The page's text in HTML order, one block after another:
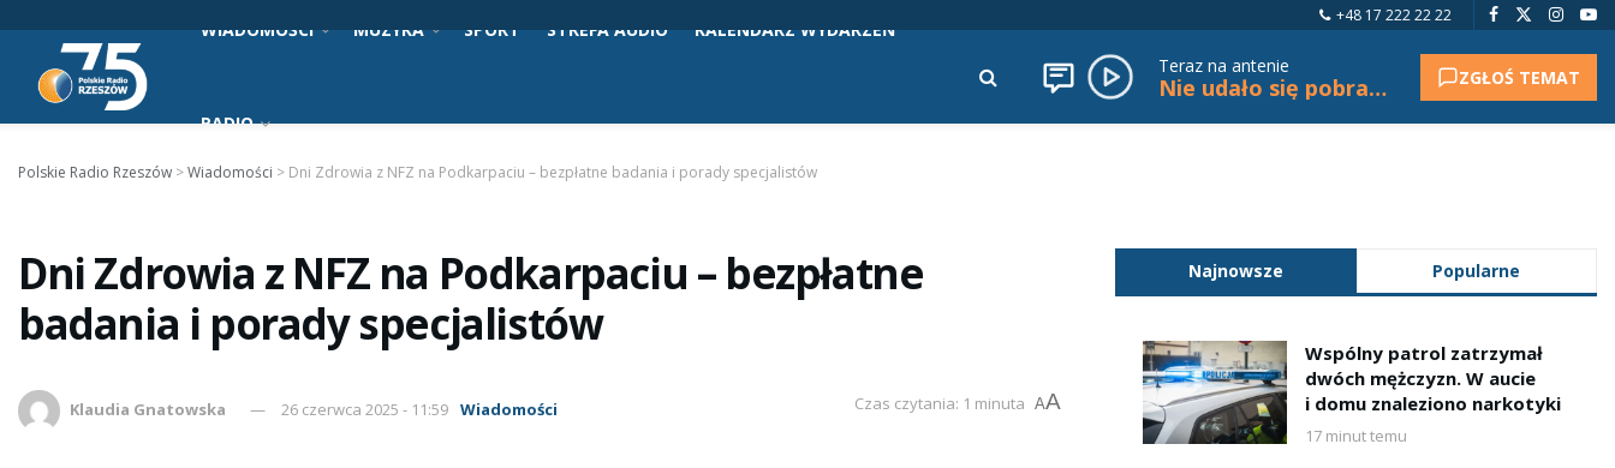
+48 17 222 22 22
WIADOMOŚCI MUZYKA SPORT STREFA AUDIO KALENDARZ WYDARZEŃ
RADIO
Teraz na antenie
Nie udało się pobrać tytułu. ZGŁOŚ TEMAT
Polskie Radio Rzeszów >Wiadomości > Dni Zdrowia z NFZ na Podkarpaciu – bezpłatne badania i porady specjalistów
Dni Zdrowia z NFZ na Podkarpaciu – bezpłatne
badania i porady specjalistów
Klaudia Gnatowska 26 czerwca 2025 - 11:59 Wiadomości Czas czytania: 1 minuta AA
Najnowsze Popularne
Wspólny patrol zatrzymał
dwóch mężczyzn. W aucie
i domu znaleziono narkotyki
17 minut temu